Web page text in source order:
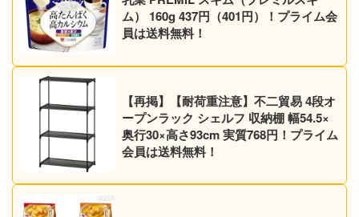
ム） 160g 437円（401円）！プライム会
員は送料無料！
【再掲】【耐荷重注意】不二貿易 4段オ
ープンラック シェルフ 収納棚 幅54.5×
奥行30×高さ93cm 実質768円！プライム
会員は送料無料！